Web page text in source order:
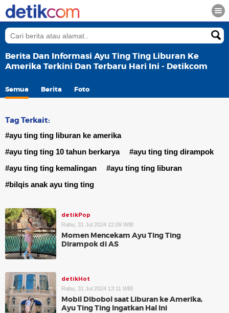
Berita Dan Informasi Ayu Ting Ting Liburan Ke
Amerika Terkini Dan Terbaru Hari Ini - Detikcom
Semua Berita Foto
Tag Terkait:
#ayu ting ting liburan ke amerika
#ayu ting ting 10 tahun berkarya
#ayu ting ting dirampok
#ayu ting ting kemalingan
#ayu ting ting liburan
#bilqis anak ayu ting ting
detikPop
Rabu, 31 Jul 2024 22:09 WIB
Momen Mencekam Ayu Ting Ting
Dirampok di AS
detikHot
Rabu, 31 Jul 2024 13:11 WIB
Mobil Dibobol saat Liburan ke Amerika,
Ayu Ting Ting Ingatkan Hal Ini